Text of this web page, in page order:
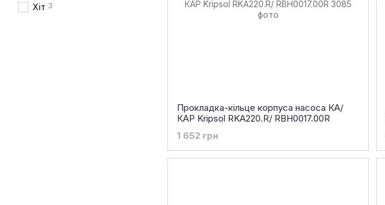
Прокладка-кільце корпуса насоса КА/
КАР Kripsol RKA220.R/ RBH0017.00R
1 652 грн
Хіт 3